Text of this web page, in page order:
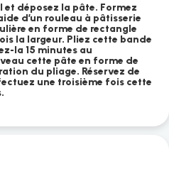
déposez la pâte. Formez
d’un rouleau à pâtisserie
en forme de rectangle
la largeur. Pliez cette bande
la 15 minutes au
cette pâte en forme de
du pliage. Réservez de
une troisième fois cette